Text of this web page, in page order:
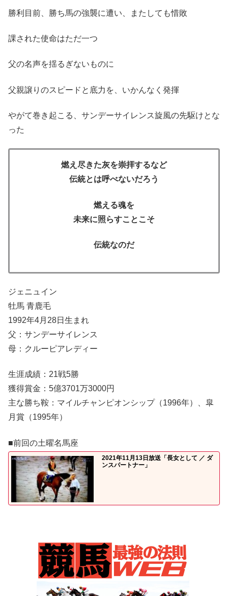
勝利目前、勝ち馬の強襲に遭い、またしても惜敗
課された使命はただ一つ
父の名声を揺るぎないものに
父親譲りのスピードと底力を、いかんなく発揮
やがて巻き起こる、サンデーサイレンス旋風の先駆けとな
った
燃え尽きた灰を崇拝するなど
伝統とは呼べないだろう
燃える魂を
未来に照らすことこそ
伝統なのだ
ジェニュイン
牡馬 青鹿毛
1992年4月28日生まれ
父：サンデーサイレンス
母：クルーピアレディー
生涯成績：21戦5勝
獲得賞金：5億3701万3000円
主な勝ち鞍：マイルチャンピオンシップ（1996年）、皐
月賞（1995年）
■前回の土曜名馬座
2021年11月13日放送「長女として ／ ダ
ンスパートナー」